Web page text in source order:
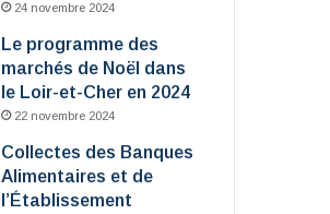
24 novembre 2024
Le programme des
marchés de Noël dans
le Loir-et-Cher en 2024
22 novembre 2024
Collectes des Banques
Alimentaires et de
l’Établissement